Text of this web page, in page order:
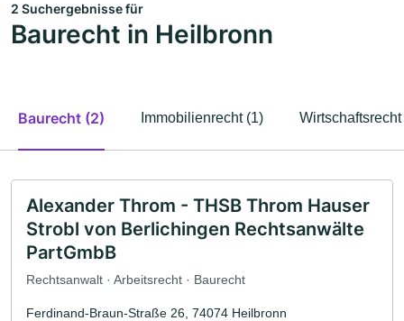
2 Suchergebnisse für
Baurecht in Heilbronn
Baurecht (2) Immobilienrecht (1) Wirtschaftsrecht
Alexander Throm - THSB Throm Hauser
Strobl von Berlichingen Rechtsanwälte
PartGmbB
Rechtsanwalt · Arbeitsrecht · Baurecht
Ferdinand-Braun-Straße 26, 74074 Heilbronn